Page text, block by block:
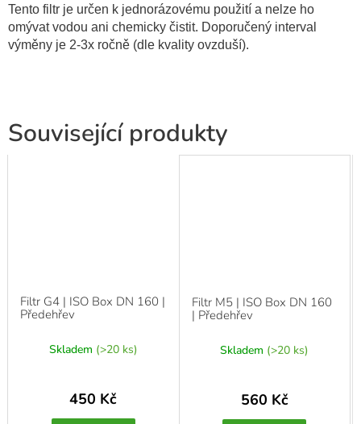
Související produkty
Filtr G4 | ISO Box DN 160 |
Předehřev
Skladem (>20 ks)
450 Kč
Filtr M5 | ISO Box DN 160
| Předehřev
Skladem (>20 ks)
560 Kč
Tento filtr je určen k jednorázovému použití a nelze ho
omývat vodou ani chemicky čistit. Doporučený interval
výměny je 2-3x ročně (dle kvality ovzduší).